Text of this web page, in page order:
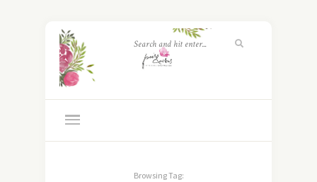
Browsing Tag: